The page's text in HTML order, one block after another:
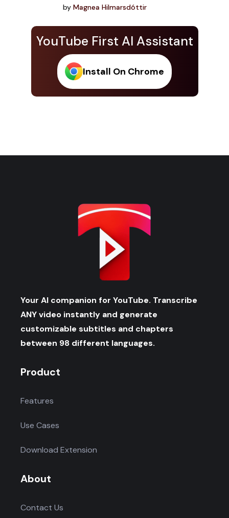
YouTube First AI Assistant
Install On Chrome
by Magnea Hilmarsdóttir
Your AI companion for YouTube. Transcribe
ANY video instantly and generate
customizable subtitles and chapters
between 98 different languages.
Product
Features
Use Cases
Download Extension
About
Contact Us